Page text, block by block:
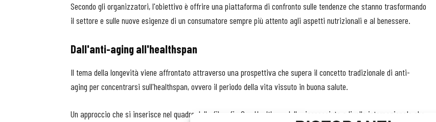
Secondo gli organizzatori, l'obiettivo è offrire una piattaforma di confronto sulle tendenze che stanno trasformando
il settore e sulle nuove esigenze di un consumatore sempre più attento agli aspetti nutrizionali e al benessere.
Dall'anti-aging all'healthspan
Il tema della longevità viene affrontato attraverso una prospettiva che supera il concetto tradizionale di anti-
aging per concentrarsi sull'healthspan, ovvero il periodo della vita vissuto in buona salute.
Un approccio che si inserisce nel quadro della filosofia One Health, modello riconosciuto a livello internazionale che